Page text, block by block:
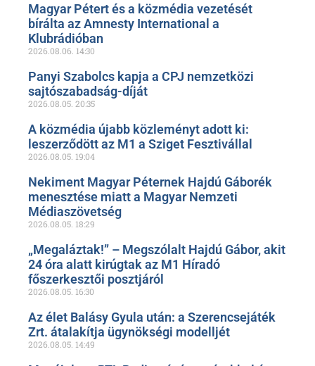
Magyar Pétert és a közmédia vezetését
bírálta az Amnesty International a
Klubrádióban
2026.08.06. 14:30
Panyi Szabolcs kapja a CPJ nemzetközi
sajtószabadság-díját
2026.08.05. 20:35
A közmédia újabb közleményt adott ki:
leszerződött az M1 a Sziget Fesztivállal
2026.08.05. 19:04
Nekiment Magyar Péternek Hajdú Gáborék
menesztése miatt a Magyar Nemzeti
Médiaszövetség
2026.08.05. 18:29
„Megaláztak!” – Megszólalt Hajdú Gábor, akit
24 óra alatt kirúgtak az M1 Híradó
főszerkesztői posztjáról
2026.08.05. 16:30
Az élet Balásy Gyula után: a Szerencsejáték
Zrt. átalakítja ügynökségi modelljét
2026.08.05. 14:49